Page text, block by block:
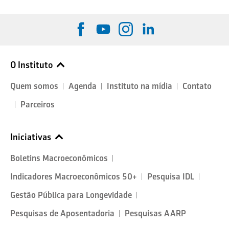
O Instituto
Quem somos Agenda Instituto na mídia
Contato
Parceiros
Iniciativas
Boletins Macroeconômicos
Indicadores Macroeconômicos 50+
Pesquisa IDL
Gestão Pública para Longevidade
Pesquisas de Aposentadoria
Pesquisas AARP